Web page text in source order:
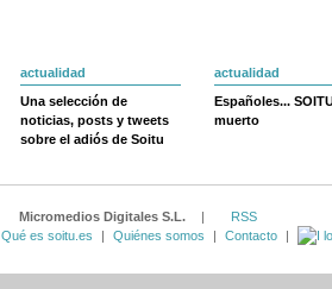
actualidad
Una selección de
noticias, posts y tweets
sobre el adiós de Soitu
actualidad
Españoles...
muerto
Micromedios Digitales S.L. |
RSS
Qué es soitu.es
| Quiénes somos | Contacto |